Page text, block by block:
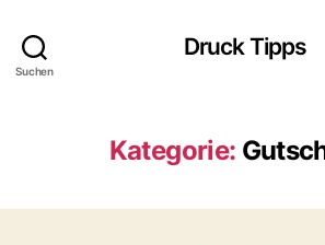
Suchen
Druck Tipps
Kategorie: